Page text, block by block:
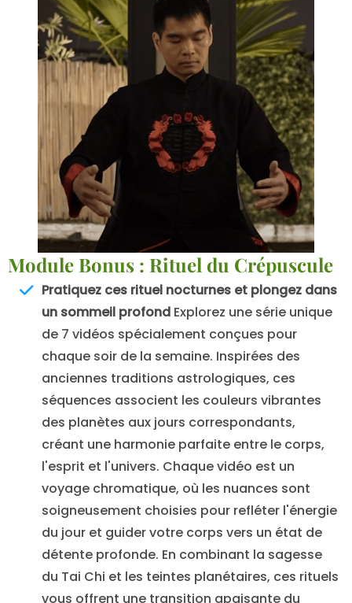
Module Bonus : Rituel du Crépuscule
Pratiquez ces rituel nocturnes et plongez dans
un sommeil profond Explorez une série unique
de 7 vidéos spécialement conçues pour
chaque soir de la semaine. Inspirées des
anciennes traditions astrologiques, ces
séquences associent les couleurs vibrantes
des planètes aux jours correspondants,
créant une harmonie parfaite entre le corps,
l'esprit et l'univers. Chaque vidéo est un
voyage chromatique, où les nuances sont
soigneusement choisies pour refléter l'énergie
du jour et guider votre corps vers un état de
détente profonde. En combinant la sagesse
du Tai Chi et les teintes planétaires, ces rituels
vous offrent une transition apaisante du